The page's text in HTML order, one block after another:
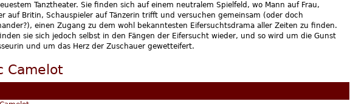
Tanztheater. Sie finden sich auf einem neutralem Spielfeld, wo Mann auf Frau,
auf Britin, Schauspieler auf Tänzerin trifft und versuchen gemeinsam (oder doch
einen Zugang zu dem wohl bekanntesten Eifersuchtsdrama aller Zeiten zu finden.
sie sich jedoch selbst in den Fängen der Eifersucht wieder, und so wird um die Gunst
und um das Herz der Zuschauer gewetteifert.
Camelot